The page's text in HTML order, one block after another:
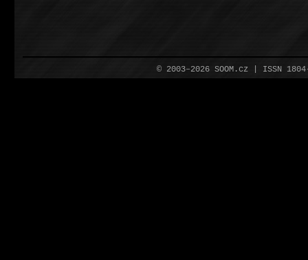
© 2003–2026 SOOM.cz | ISSN